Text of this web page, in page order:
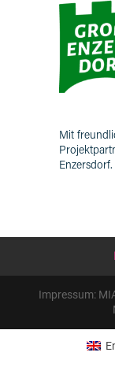
Mit
Enzersdorf.
Impressum: